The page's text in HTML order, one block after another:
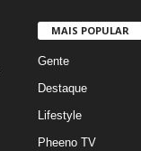
MAIS POPULAR
Gente
Destaque
Lifestyle
Pheeno TV